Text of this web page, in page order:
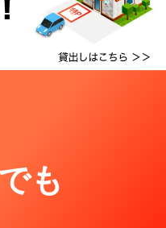
も